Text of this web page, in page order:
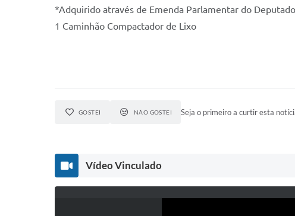
*Adquirido através de Emenda Parlamentar do
1 Caminhão Compactador de Lixo
GOSTEI NÃO GOSTEI Seja o primeiro a curtir esta
Vídeo Vinculado